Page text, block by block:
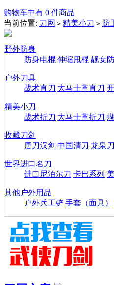
购物车中有 0 件商品
当前位置: 刀网 > 精美小刀 > 防
野外防身
防身电棍 伸缩甩棍 靓女
户外刀具
战术直刀 大马士革直刀
精美小刀
战术折刀 大马士革折刀
收藏刀剑
唐刀汉剑 中国清刀 龙泉
世界进口名刀
进口尼泊尔刀 卡巴系列
其他户外用品
户外兵工铲 手套（面具）